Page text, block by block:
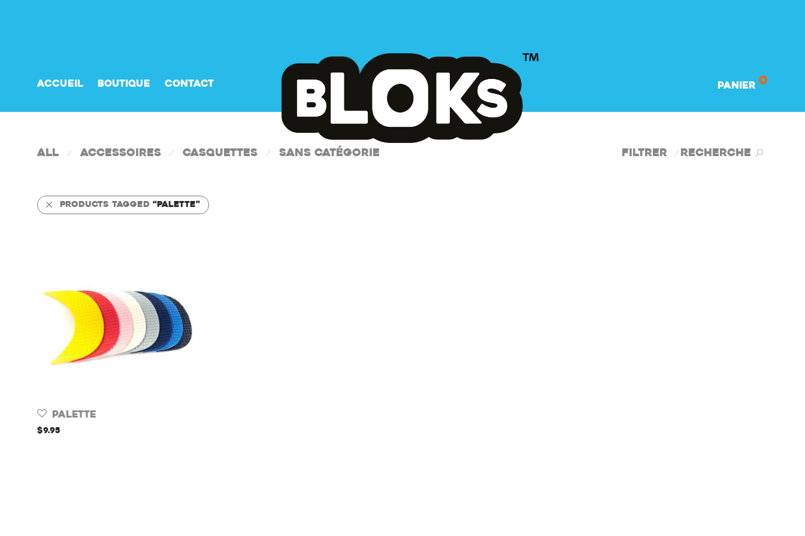
Accueil Boutique Contact Panier 0
Filtrer ⁄ Recherche
All ⁄ Accessoires ⁄ Casquettes ⁄ Sans catégorie
Products tagged “Palette”
Palette
$9.95